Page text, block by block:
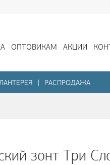
ОПТОВИКАМ АКЦИИ
| РАСПРОДАЖА
зонт Три